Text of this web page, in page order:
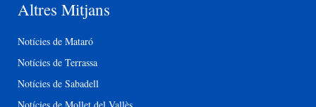
Altres Mitjans
Notícies de Mataró
Notícies de Terrassa
Notícies de Sabadell
Notícies de Mollet del Vallès